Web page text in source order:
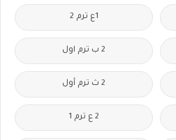
1ع ترم 2
2 ب ترم اول
2 ث ترم أول
2 ع ترم 1